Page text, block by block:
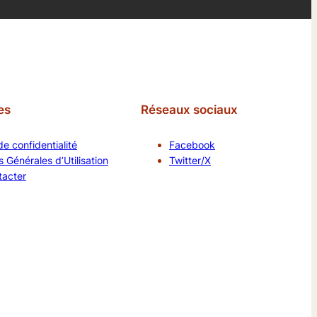
confidentialité
Générales d’Utilisation
Réseaux sociaux
Facebook
Twitter/X